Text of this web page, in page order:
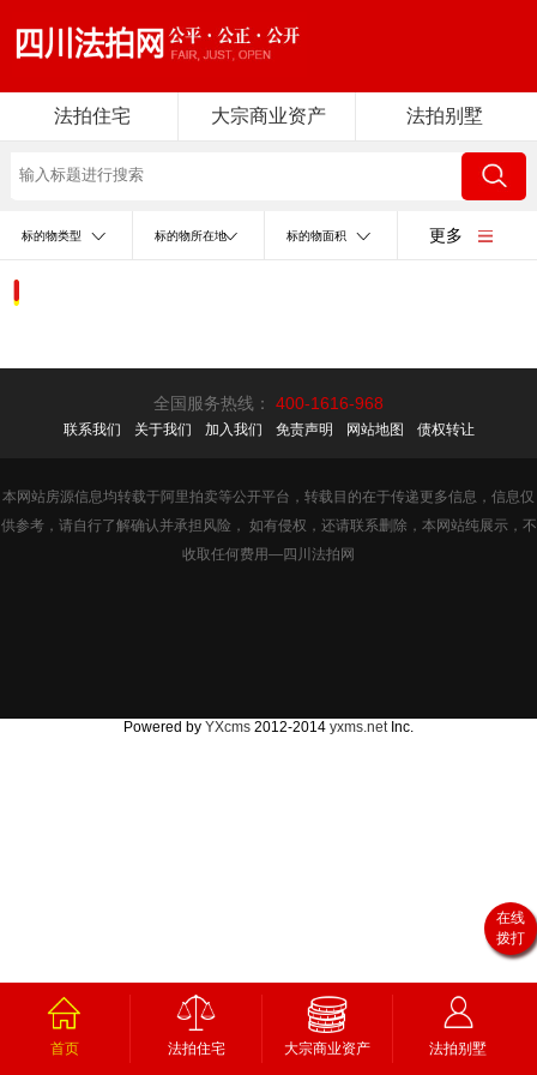
法拍住宅 大宗商业资产 法拍别墅
标的物类型 标的物所在地 标的物面积 更多
全国服务热线： 400-1616-968
联系我们 关于我们 加入我们 免责声明 网站地图 债权转让
本网站房源信息均转载于阿里拍卖等公开平台，转载目的在于传递更多信息，信息仅
供参考，请自行了解确认并承担风险， 如有侵权，还请联系删除，本网站纯展示，不
收取任何费用—四川法拍网
首页 法拍住宅 大宗商业资产 法拍别墅
在线
拨打
Powered by YXcms 2012-2014 yxms.netInc.